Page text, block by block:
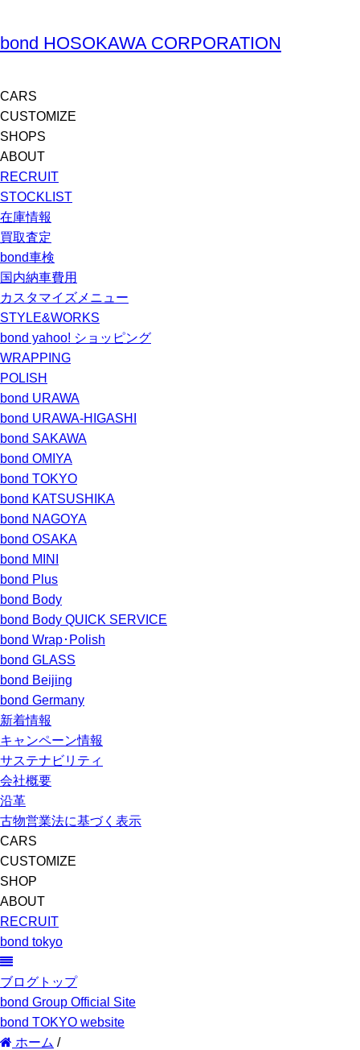
bond HOSOKAWA CORPORATION
CARS
CUSTOMIZE
SHOPS
ABOUT
RECRUIT
STOCKLIST
在庫情報
買取査定
bond車検
国内納車費用
カスタマイズメニュー
STYLE&WORKS
bond yahoo! ショッピング
WRAPPING
POLISH
bond URAWA
bond URAWA-HIGASHI
bond SAKAWA
bond OMIYA
bond TOKYO
bond KATSUSHIKA
bond NAGOYA
bond OSAKA
bond MINI
bond Plus
bond Body
bond Body QUICK SERVICE
bond Wrap･Polish
bond GLASS
bond Beijing
bond Germany
新着情報
キャンペーン情報
サステナビリティ
会社概要
沿革
古物営業法に基づく表示
CARS
CUSTOMIZE
SHOP
ABOUT
RECRUIT
bond tokyo
ブログトップ
bond Group Official Site
bond TOKYO website
ホーム /